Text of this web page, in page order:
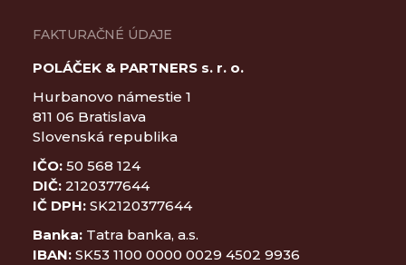
FAKTURAČNÉ ÚDAJE
POLÁČEK & PARTNERS s. r. o.
Hurbanovo námestie 1
811 06 Bratislava
Slovenská republika
IČO: 50 568 124
DIČ: 2120377644
IČ DPH: SK2120377644
Banka: Tatra banka, a.s.
IBAN: SK53 1100 0000 0029 4502 9936